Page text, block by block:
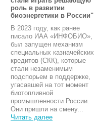
роль в развитии
биоэнергетики в России"
В 2023 году, как ранее
писало ИАА «ИНФОБИО»,
был запущен механизм
специальных казначейских
кредитов (СКК), которые
стали незаменимым
подспорьем в поддержке,
угасавшей на тот момент
биотопливной
промышленности России.
Они пришли на смену...
Читать далее